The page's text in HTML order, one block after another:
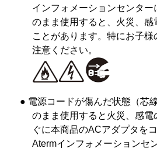
インフォメーションセンタ
のまま使用すると、火災、感
ことがあります。特にお子
注意ください。
● 電源コードが傷んだ状態（芯
のまま使用すると火災、感電
ぐに本商品のACアダプタを
Atermインフォメーションセ